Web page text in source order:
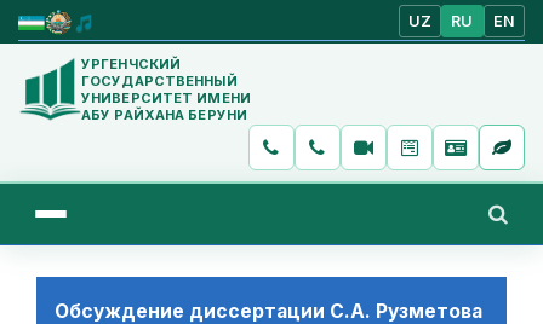
UZ RU EN
УРГЕНЧСКИЙ
ГОСУДАРСТВЕННЫЙ
УНИВЕРСИТЕТ ИМЕНИ
АБУ РАЙХАНА БЕРУНИ
Обсуждение диссертации С.А. Рузметова